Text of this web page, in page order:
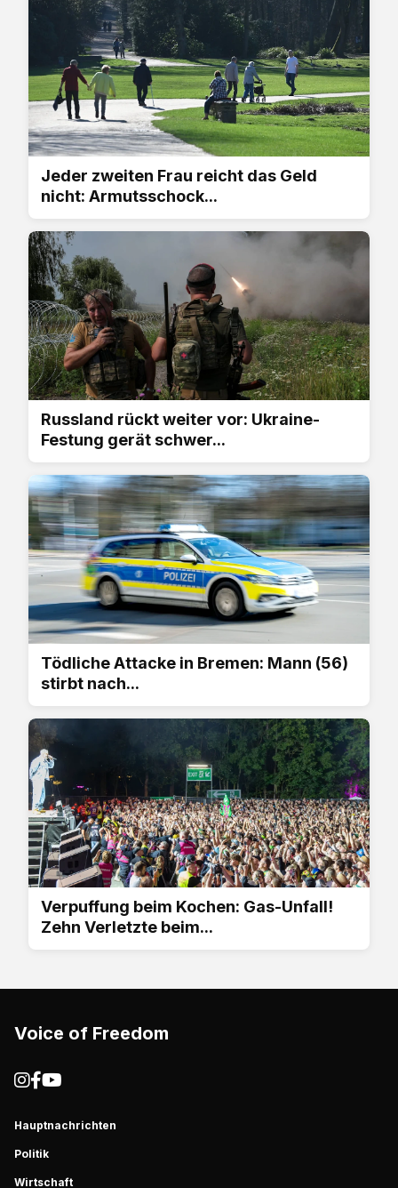
Jeder zweiten Frau reicht das Geld
nicht: Armutsschock...
Russland rückt weiter vor: Ukraine-
Festung gerät schwer...
Tödliche Attacke in Bremen: Mann (56)
stirbt nach...
Verpuffung beim Kochen: Gas-Unfall!
Zehn Verletzte beim...
Voice of Freedom
Hauptnachrichten
Politik
Wirtschaft